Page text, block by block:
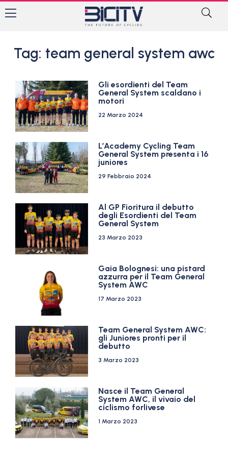
Tag: team general system awc
Gli esordienti del Team
General System scaldano i
motori
22 Marzo 2024
L’Academy Cycling Team
General System presenta i 16
juniores
29 Febbraio 2024
Al GP Fioritura il debutto
degli Esordienti del Team
General System
23 Marzo 2023
Gaia Bolognesi: una pistard
azzurra per il Team General
System AWC
17 Marzo 2023
Team General System AWC:
gli Juniores pronti per il
debutto
3 Marzo 2023
Nasce il Team General
System AWC, il vivaio del
ciclismo forlivese
1 Marzo 2023